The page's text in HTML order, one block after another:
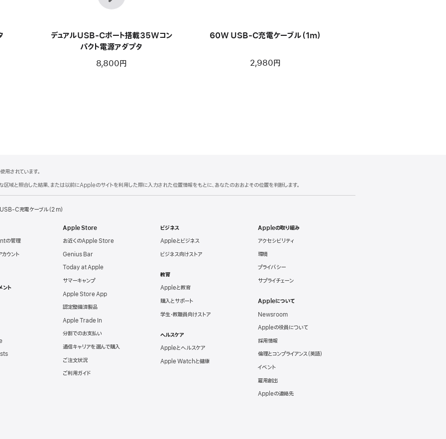
デュアルUSB-Cポート搭載35Wコン
パクト電源アダプタ
8,800円
60W USB-C充電ケーブル（1m）
2,980円
用されています。
域と照合した結果、または以前にAppleのサイトを利用した際に入力された位置情報をもとに、あなたのおおよその位置を判断します。
C充電ケーブル（2 m）
の管理
ウント
ント
Apple Store
お近くのApple Store
Genius Bar
Today at Apple
サマーキャンプ
Apple Store App
認定整備済製品
Apple Trade In
分割でのお支払い
通信キャリアを選んで購入
ご注文状況
ご利用ガイド
ビジネス
Appleとビジネス
ビジネス向けストア
教育
Appleと教育
購入とサポート
学生・教職員向けストア
ヘルスケア
Appleとヘルスケア
Apple Watchと健康
Appleの取り組み
アクセシビリティ
環境
プライバシー
サプライチェーン
Appleについて
Newsroom
Appleの役員について
採用情報
倫理とコンプライアンス（英語）
イベント
雇用創出
Appleの連絡先